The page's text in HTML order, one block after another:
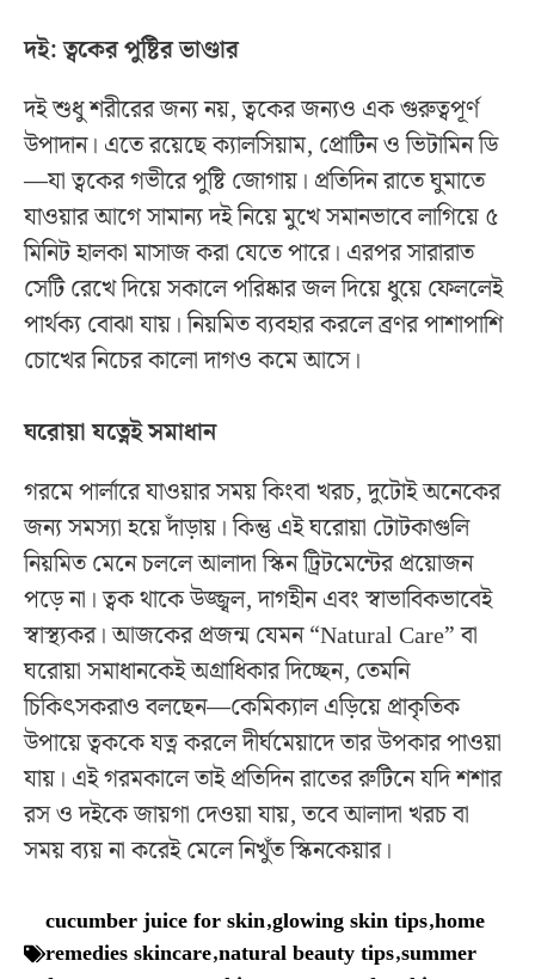
দই: ত্বকের পুষ্টির ভাণ্ডার
দই শুধু শরীরের জন্য নয়, ত্বকের জন্যও এক গুরুত্বপূর্ণ
উপাদান। এতে রয়েছে ক্যালসিয়াম, প্রোটিন ও ভিটামিন ডি
—যা ত্বকের গভীরে পুষ্টি জোগায়। প্রতিদিন রাতে ঘুমাতে
যাওয়ার আগে সামান্য দই নিয়ে মুখে সমানভাবে লাগিয়ে ৫
মিনিট হালকা মাসাজ করা যেতে পারে। এরপর সারারাত
সেটি রেখে দিয়ে সকালে পরিষ্কার জল দিয়ে ধুয়ে ফেললেই
পার্থক্য বোঝা যায়। নিয়মিত ব্যবহার করলে ব্রণর পাশাপাশি
চোখের নিচের কালো দাগও কমে আসে।
ঘরোয়া যত্নেই সমাধান
গরমে পার্লারে যাওয়ার সময় কিংবা খরচ, দুটোই অনেকের
জন্য সমস্যা হয়ে দাঁড়ায়। কিন্তু এই ঘরোয়া টোটকাগুলি
নিয়মিত মেনে চললে আলাদা স্কিন ট্রিটমেন্টের প্রয়োজন
পড়ে না। ত্বক থাকে উজ্জ্বল, দাগহীন এবং স্বাভাবিকভাবেই
স্বাস্থ্যকর। আজকের প্রজন্ম যেমন “Natural Care” বা
ঘরোয়া সমাধানকেই অগ্রাধিকার দিচ্ছেন, তেমনি
চিকিৎসকরাও বলছেন—কেমিক্যাল এড়িয়ে প্রাকৃতিক
উপায়ে ত্বককে যত্ন করলে দীর্ঘমেয়াদে তার উপকার পাওয়া
যায়। এই গরমকালে তাই প্রতিদিন রাতের রুটিনে যদি শশার
রস ও দইকে জায়গা দেওয়া যায়, তবে আলাদা খরচ বা
সময় ব্যয় না করেই মেলে নিখুঁত স্কিনকেয়ার।
cucumber juice for skin,glowing skin tips,home
remedies skincare,natural beauty tips,summer